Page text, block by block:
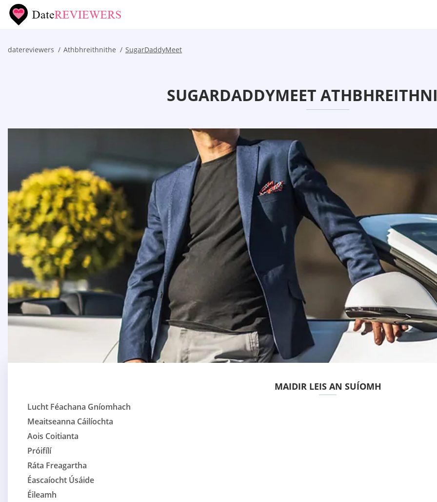
datereviewers Athbhreithnithe SugarDaddyMeet
SUGARDADDYMEET
MAIDIR LEIS AN SUÍOMH
Lucht Féachana Gníomhach
Meaitseanna Cáilíochta
Aois Coitianta
Próifílí
Ráta Freagartha
Éascaíocht Úsáide
Éileamh